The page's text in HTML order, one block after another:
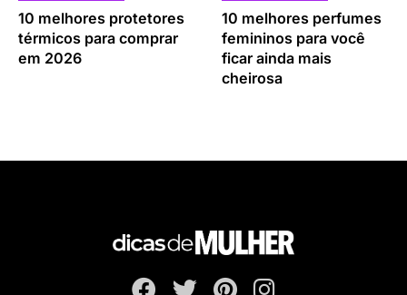
10 melhores protetores
térmicos para comprar
em 2026
10 melhores perfumes
femininos para você
ficar ainda mais
cheirosa